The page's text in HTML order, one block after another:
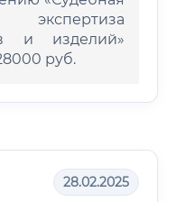
экспертиза
и изделий»
руб.
28.02.2025